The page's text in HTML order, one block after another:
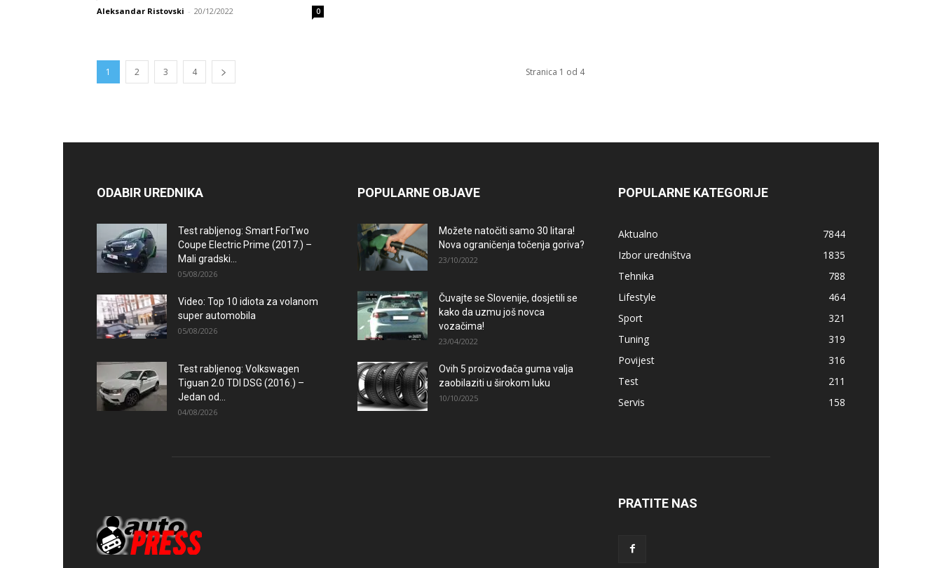
Aleksandar Ristovski - 20/12/2022 0
1 2 3 4 Stranica 1 od 4
ODABIR UREDNIKA
Test rabljenog: Smart ForTwo
Coupe Electric Prime (2017.) –
Mali gradski...
05/08/2026
Video: Top 10 idiota za volanom
super automobila
05/08/2026
Test rabljenog: Volkswagen
Tiguan 2.0 TDI DSG (2016.) –
Jedan od...
04/08/2026
POPULARNE OBJAVE
Možete natočiti samo 30 litara!
Nova ograničenja točenja goriva?
23/10/2022
Čuvajte se Slovenije, dosjetili se
kako da uzmu još novca
vozačima!
23/04/2022
Ovih 5 proizvođača guma valja
zaobilaziti u širokom luku
10/10/2025
POPULARNE KATEGORIJE
Aktualno
7844
Izbor uredništva
1835
Tehnika
788
Lifestyle
464
Sport
321
Tuning
319
Povijest
316
Test
211
Servis
158
PRATITE NAS